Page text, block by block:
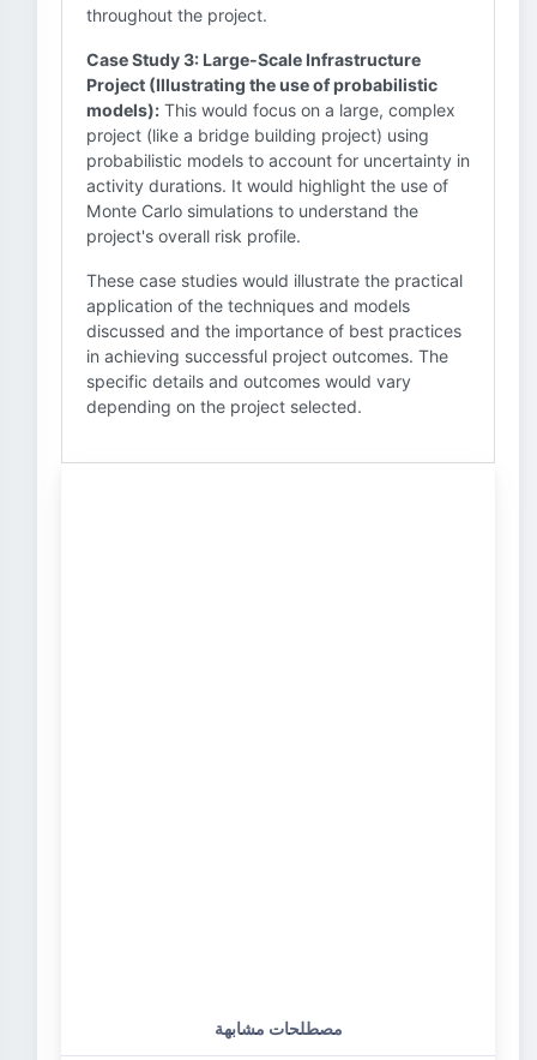
throughout the project.
Case Study 3: Large-Scale Infrastructure
Project (Illustrating the use of probabilistic
models): This would focus on a large, complex
project (like a bridge building project) using
probabilistic models to account for uncertainty in
activity durations. It would highlight the use of
Monte Carlo simulations to understand the
project's overall risk profile.
These case studies would illustrate the practical
application of the techniques and models
discussed and the importance of best practices
in achieving successful project outcomes. The
specific details and outcomes would vary
depending on the project selected.
مصطلحات مشابهة